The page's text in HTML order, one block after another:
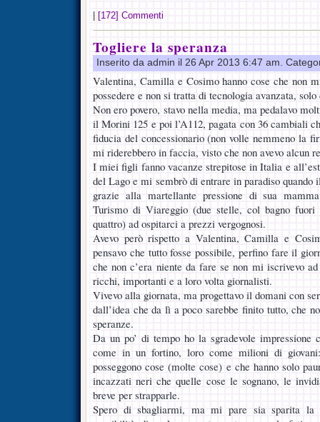
[172] Commenti
Togliere la speranza
Inserito da admin il 26 Apr 2013 6:47 am.
Valentina, Camilla e Cosimo hanno cose che non
possedere e non si tratta di tecnologia avanzata,
Non ero povero, stavo nella media, ma pedalavo
il Morini 125 e poi l’A112, pagata con 36 cambiali
fiducia del concessionario (non volle nemmeno la
mi riderebbero in faccia, visto che non avevo alcun
I miei figli fanno vacanze strepitose in Italia e
del Lago e mi sembrò di entrare in paradiso
grazie alla martellante pressione di sua
Turismo di Viareggio (due stelle, col bagno fuori
quattro) ad ospitarci a prezzi vergognosi.
Avevo però rispetto a Valentina, Camilla e
pensavo che tutto fosse possibile, perfino fare il
che non c’era niente da fare se non mi iscrivevo
ricchi, importanti e a loro volta giornalisti.
Vivevo alla giornata, ma progettavo il domani con
dall’idea che da lì a poco sarebbe finito tutto, che
speranze.
Da un po’ di tempo ho la sgradevole
come in un fortino, loro come milioni di
posseggono cose (molte cose) e che hanno solo
incazzati neri che quelle cose le sognano, le
breve per strapparle.
Spero di sbagliarmi, ma mi pare sia sparita la